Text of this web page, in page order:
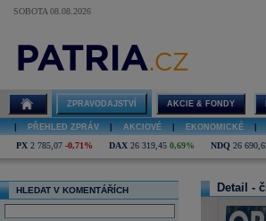
SOBOTA 08.08.2026
ZPRAVODAJSTVÍ AKCIE & FONDY
PŘEHLED ZPRÁV AKCIOVÉ EKONOMICKÉ
PX 2 785,07 -0,71% DAX 26 319,45 0,69% NDQ 26
HLEDAT V KOMENTÁŘÍCH Detail -